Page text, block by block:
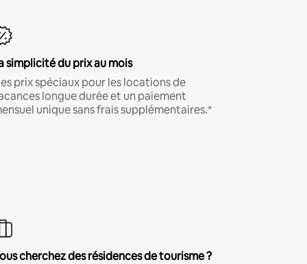
simplicité du prix au mois
prix spéciaux pour les locations de
longue durée et un paiement
unique sans frais supplémentaires.*
cherchez des résidences de tourisme ?